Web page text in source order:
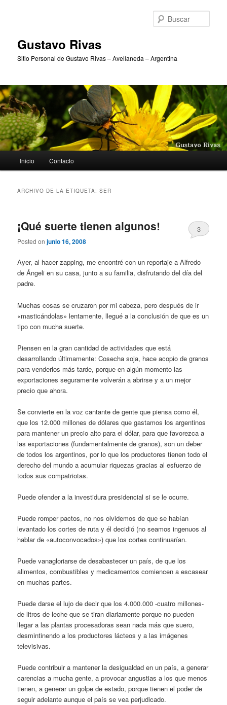
Gustavo Rivas
Sitio Personal de Gustavo Rivas – Avellaneda – Argentina
principal
Inicio Contacto
ARCHIVO DE LA ETIQUETA:SER
¡Qué suerte tienen algunos!
Posted onjunio 16, 2008
3
Ayer, al hacer zapping, me encontré con un reportaje a Alfredo
de Ángeli en su casa, junto a su familia, disfrutando del día del
padre.
Muchas cosas se cruzaron por mi cabeza, pero después de ir
«masticándolas» lentamente, llegué a la conclusión de que es un
tipo con mucha suerte.
Piensen en la gran cantidad de actividades que está
desarrollando últimamente: Cosecha soja, hace acopio de granos
para venderlos más tarde, porque en algún momento las
exportaciones seguramente volverán a abrirse y a un mejor
precio que ahora.
Se convierte en la voz cantante de gente que piensa como él,
que los 12.000 millones de dólares que gastamos los argentinos
para mantener un precio alto para el dólar, para que favorezca a
las exportaciones (fundamentalmente de granos), son un deber
de todos los argentinos, por lo que los productores tienen todo el
derecho del mundo a acumular riquezas gracias al esfuerzo de
todos sus compatriotas.
Puede ofender a la investidura presidencial si se le ocurre.
Puede romper pactos, no nos olvidemos de que se habían
levantado los cortes de ruta y él decidió (no seamos ingenuos al
hablar de «autoconvocados») que los cortes continuarían.
Puede vanagloriarse de desabastecer un país, de que los
alimentos, combustibles y medicamentos comiencen a escasear
en muchas partes.
Puede darse el lujo de decir que los 4.000.000 -cuatro millones-
de litros de leche que se tiran diariamente porque no pueden
llegar a las plantas procesadoras sean nada más que suero,
desmintinendo a los productores lácteos y a las imágenes
televisivas.
Puede contribuir a mantener la desigualdad en un país, a generar
carencias a mucha gente, a provocar angustias a los que menos
tienen, a generar un golpe de estado, porque tienen el poder de
seguir adelante aunque el país se vea perjudicado.